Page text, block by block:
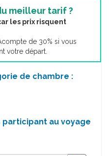
meilleur tarif ?
les prix risquent
de 30% si vous
votre départ.
de chambre :
participant au voyage